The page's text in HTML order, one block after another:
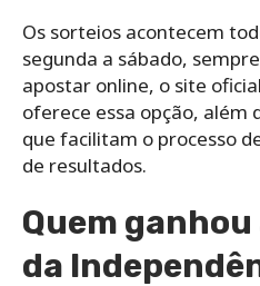
Os sorteios acontecem
segunda a sábado,
apostar online, o site
oferece essa opção, além
que facilitam o processo
de resultados.
Quem
da